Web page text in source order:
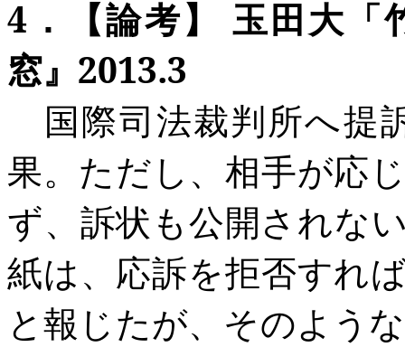
4 ． 【論考】
玉田大「
窓』2013.3
国際司法裁判所へ提
果。 ただし、相手が応
ず、訴状も公開されな
紙は、応訴を拒否すれ
と報じたが、そのよう